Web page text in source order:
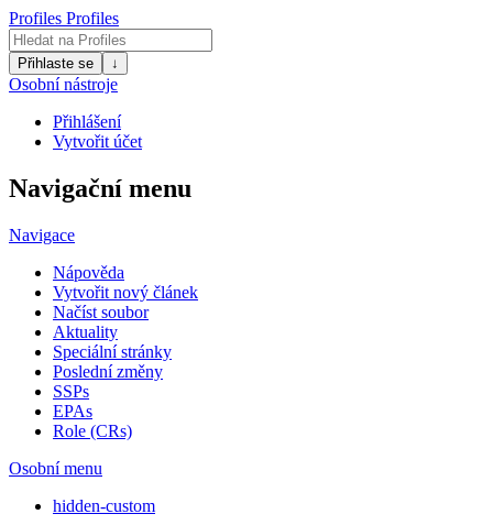
Profiles Profiles
Přihlaste se ↓
Osobní nástroje
Přihlášení
Vytvořit účet
Navigační menu
Navigace
Nápověda
Vytvořit nový článek
Načíst soubor
Aktuality
Speciální stránky
Poslední změny
SSPs
EPAs
Role (CRs)
Osobní menu
hidden-custom